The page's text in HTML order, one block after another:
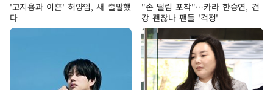
'고지용과 이혼' 허양임, 새 출발했
다
"손 떨림 포착"…카라 한승연, 건
강 괜찮나 팬들 '걱정'